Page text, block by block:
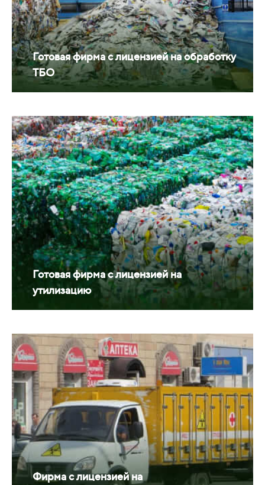
Готовая фирма с лицензией на обработку
ТБО
Готовая фирма с лицензией на
утилизацию
Фирма с лицензией на